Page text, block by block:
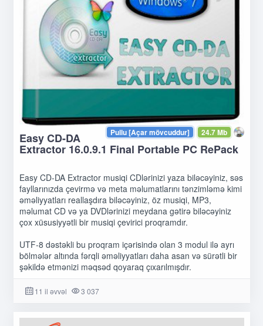
24.7 Mb
Pullu [Açar mövcuddur]
Easy CD-DA
Extractor 16.0.9.1 Final Portable PC RePack
Easy CD-DA Extractor musiqi CDlərinizi yaza biləcəyiniz, səs
fayllarınızda çevirmə və meta məlumatlarını tənzimləmə kimi
əməliyyatları reallaşdıra biləcəyiniz, öz musiqi, MP3,
məlumat CD və ya DVDlərinizi meydana gətirə biləcəyiniz
çox xüsusiyyətli bir musiqi çevirici proqramdır.
UTF-8 dəstəkli bu proqram içərisində olan 3 modul ilə ayrı
bölmələr altında fərqli əməliyyatları daha asan və sürətli bir
şəkildə etmənizi məqsəd qoyaraq çıxarılmışdır.
11 il əvvəl 3 037